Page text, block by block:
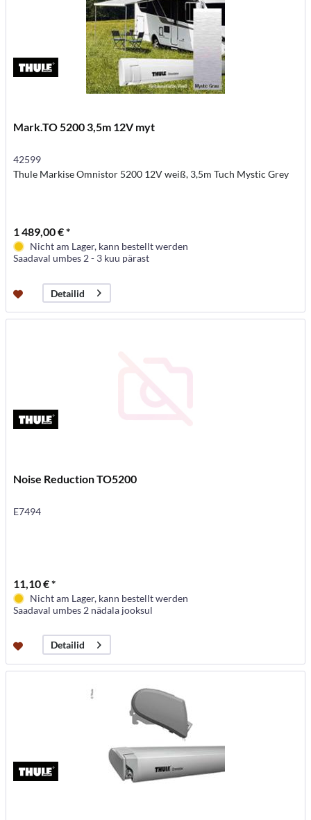
Mark.TO 5200 3,5m 12V myt
42599
Thule Markise Omnistor 5200 12V weiß, 3,5m Tuch Mystic Grey
1 489,00 € *
Nicht am Lager, kann bestellt werden
Saadaval umbes 2 - 3 kuu pärast
Detailid
Noise Reduction TO5200
E7494
11,10 € *
Nicht am Lager, kann bestellt werden
Saadaval umbes 2 nädala jooksul
Detailid